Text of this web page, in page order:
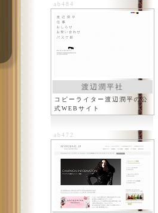
ab484
渡辺潤平社
コピーライター渡辺潤平の公
式WEBサイト
ab472